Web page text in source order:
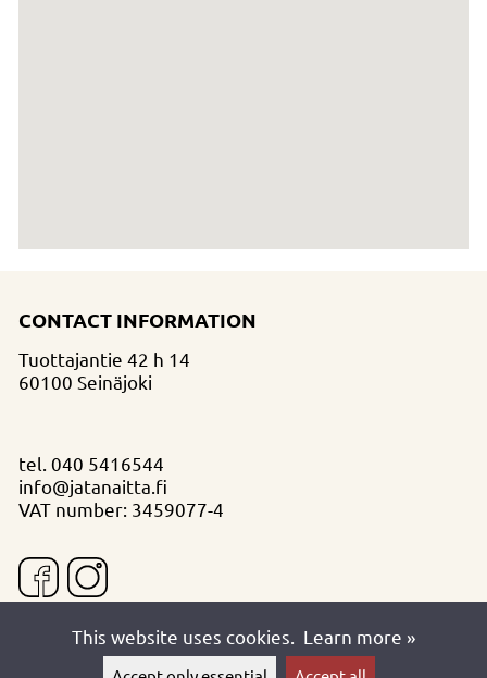
CONTACT INFORMATION
Tuottajantie 42 h 14
60100 Seinäjoki
tel. 040 5416544
info@jatanaitta.fi
VAT number: 3459077-4
This website uses cookies. Learn more »